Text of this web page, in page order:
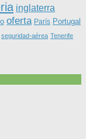
inglaterra
oferta París Portugal
seguridad-aérea Tenerife